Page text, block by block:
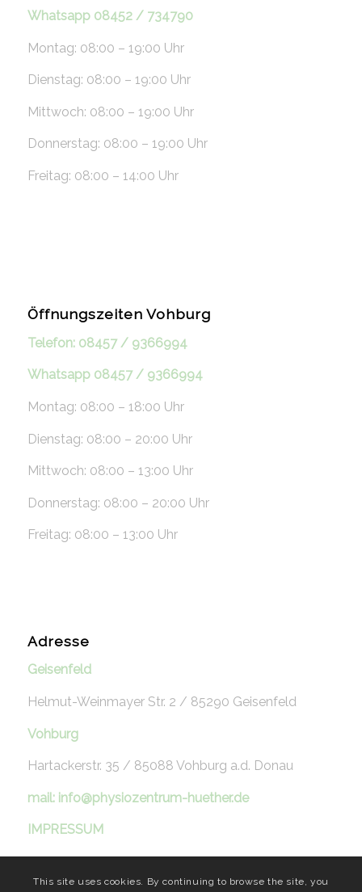
Whatsapp 08452 / 734790
Montag: 08:00 – 19:00 Uhr
Dienstag: 08:00 – 19:00 Uhr
Mittwoch: 08:00 – 19:00 Uhr
Donnerstag: 08:00 – 19:00 Uhr
Freitag: 08:00 – 14:00 Uhr
Öffnungszeiten Vohburg
Telefon: 08457 / 9366994
Whatsapp 08457 / 9366994
Montag: 08:00 – 18:00 Uhr
Dienstag: 08:00 – 20:00 Uhr
Mittwoch: 08:00 – 13:00 Uhr
Donnerstag: 08:00 – 20:00 Uhr
Freitag: 08:00 – 13:00 Uhr
Adresse
Geisenfeld
Helmut-Weinmayer Str. 2 / 85290 Geisenfeld
Vohburg
Hartackerstr. 35 / 85088 Vohburg a.d. Donau
mail: info@physiozentrum-huether.de
IMPRESSUM
This site uses cookies. By continuing to browse the site, you